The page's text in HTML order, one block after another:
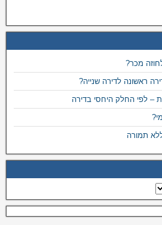
מכר?
ראשונה לדירה שנייה?
– לפי החלק היחסי בדירה
תמורה